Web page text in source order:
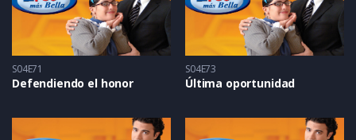
S04E71
Defendiendo el honor
S04E73
Última oportunidad